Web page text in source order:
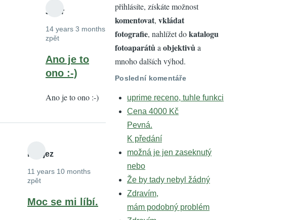
JoKr
14 years 3 months
zpět
In
reply
Žďárecké
Ano je to
ono :-)
Ano je to ono :-)
Petrjez
11 years 10 months
zpět
Moc se mi líbí.
přihlásíte, získáte možnost
komentovat, vkládat
fotografie, nahlížet dokatalogu
fotoaparátůa objektivůa
mnoho dalších výhod.
Poslední komentáře
uprime receno, tuhle funkci
Cena 4000 Kč
Pevná.
K předání
možná je jen zaseknutý
nebo
Že by tady nebyl žádný
Zdravím,
mám podobný problém